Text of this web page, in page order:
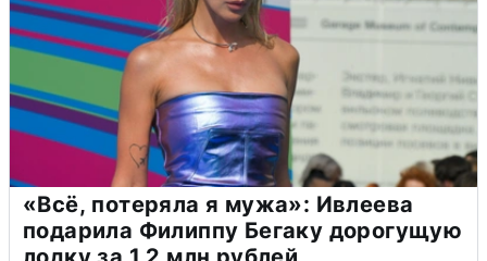
«Всё, потеряла я мужа»: Ивлеева
подарила Филиппу Бегаку дорогущую